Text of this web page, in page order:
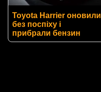
Toyota Harrier оновили
без поспіху і
прибрали бензин